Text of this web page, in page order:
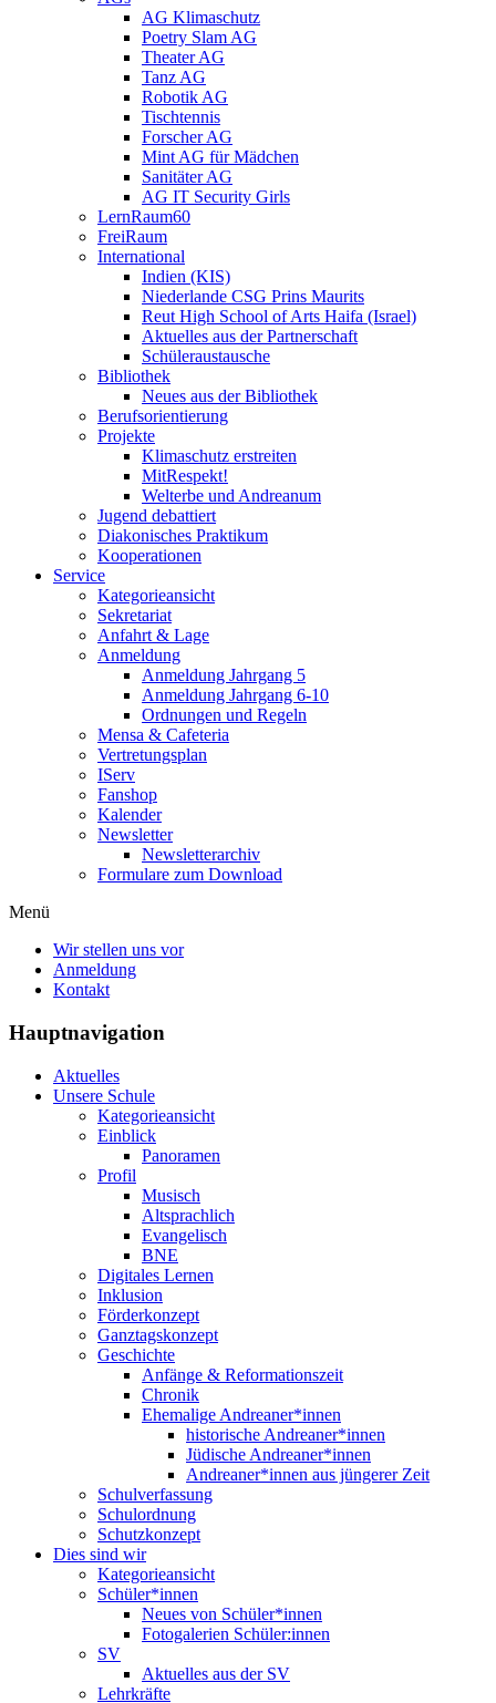
AG Klimaschutz
Poetry Slam AG
Theater AG
Tanz AG
Robotik AG
Tischtennis
Forscher AG
Mint AG für Mädchen
Sanitäter AG
AG IT Security Girls
LernRaum60
FreiRaum
International
Indien (KIS)
Niederlande CSG Prins Maurits
Reut High School of Arts Haifa (Israel)
Aktuelles aus der Partnerschaft
Schüleraustausche
Bibliothek
Neues aus der Bibliothek
Berufsorientierung
Projekte
Klimaschutz erstreiten
MitRespekt!
Welterbe und Andreanum
Jugend debattiert
Diakonisches Praktikum
Kooperationen
Service
Kategorieansicht
Sekretariat
Anfahrt & Lage
Anmeldung
Anmeldung Jahrgang 5
Anmeldung Jahrgang 6-10
Ordnungen und Regeln
Mensa & Cafeteria
Vertretungsplan
IServ
Fanshop
Kalender
Newsletter
Newsletterarchiv
Formulare zum Download
Menü
Wir stellen uns vor
Anmeldung
Kontakt
Hauptnavigation
Aktuelles
Unsere Schule
Kategorieansicht
Einblick
Panoramen
Profil
Musisch
Altsprachlich
Evangelisch
BNE
Digitales Lernen
Inklusion
Förderkonzept
Ganztagskonzept
Geschichte
Anfänge & Reformationszeit
Chronik
Ehemalige Andreaner*innen
historische Andreaner*innen
Jüdische Andreaner*innen
Andreaner*innen aus jüngerer Zeit
Schulverfassung
Schulordnung
Schutzkonzept
Dies sind wir
Kategorieansicht
Schüler*innen
Neues von Schüler*innen
Fotogalerien Schüler:innen
SV
Aktuelles aus der SV
Lehrkräfte